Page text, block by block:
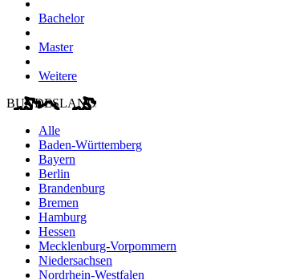
Bachelor
Master
Weitere
BUNDESLAND
Alle
Baden-Württemberg
Bayern
Berlin
Brandenburg
Bremen
Hamburg
Hessen
Mecklenburg-Vorpommern
Niedersachsen
Nordrhein-Westfalen